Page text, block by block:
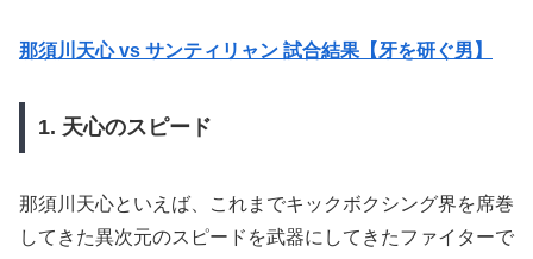
那須川天心 vs サンティリャン 試合結果【牙を研ぐ男】
1. 天心のスピード
那須川天心といえば、これまでキックボクシング界を席巻
してきた異次元のスピードを武器にしてきたファイターで